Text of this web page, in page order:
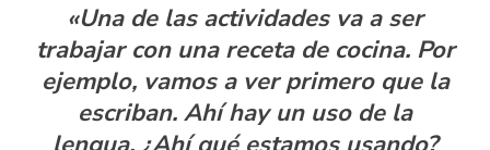
«Una de las actividades va a ser
trabajar con una receta de cocina. Por
ejemplo, vamos a ver primero que la
escriban. Ahí hay un uso de la